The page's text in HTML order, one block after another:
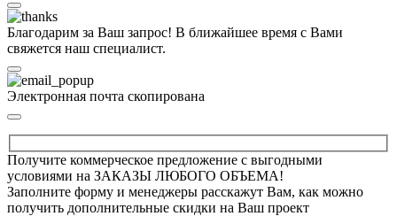
Благодарим за Ваш запрос! В ближайшее время с Вами
свяжется наш специалист.
Электронная почта скопирована
Получите коммерческое предложение с выгодными
условиями на ЗАКАЗЫ ЛЮБОГО ОБЪЕМА!
Заполните форму и менеджеры расскажут Вам, как можно
получить дополнительные скидки на Ваш проект